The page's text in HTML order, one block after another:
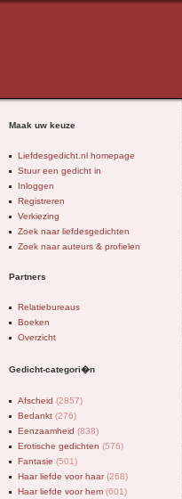
Maak uw keuze
Liefdesgedicht.nl homepage
Stuur een gedicht in
Inloggen
Registreren
Verkiezing
Zoek naar liefdesgedichten
Zoek naar auteurs & profielen
Partners
Relatiebureaus
Boeken
Overzicht
Gedicht-categori�n
Afscheid (2857)
Bedankt (276)
Eenzaamheid (838)
Erotische gedichten (576)
Fantasie (501)
Haar liefde voor haar(268)
Haar liefde voor hem (601)